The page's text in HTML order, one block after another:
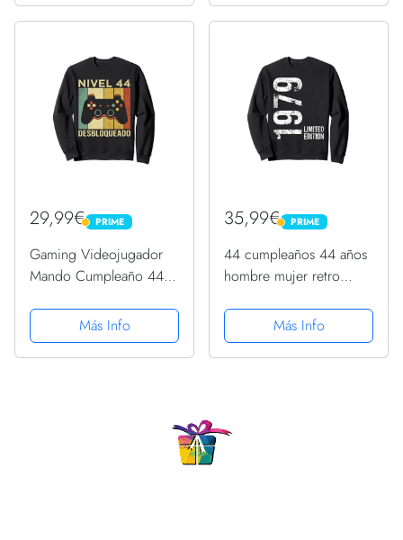
29,99€ PRIME
PRIME
Gaming Videojugador
Mando Cumpleaño 44
SudaderaMás Info
35,99€ PRIME
PRIME
44 cumpleaños 44 años
hombre mujer retro
SudaderaMás Info